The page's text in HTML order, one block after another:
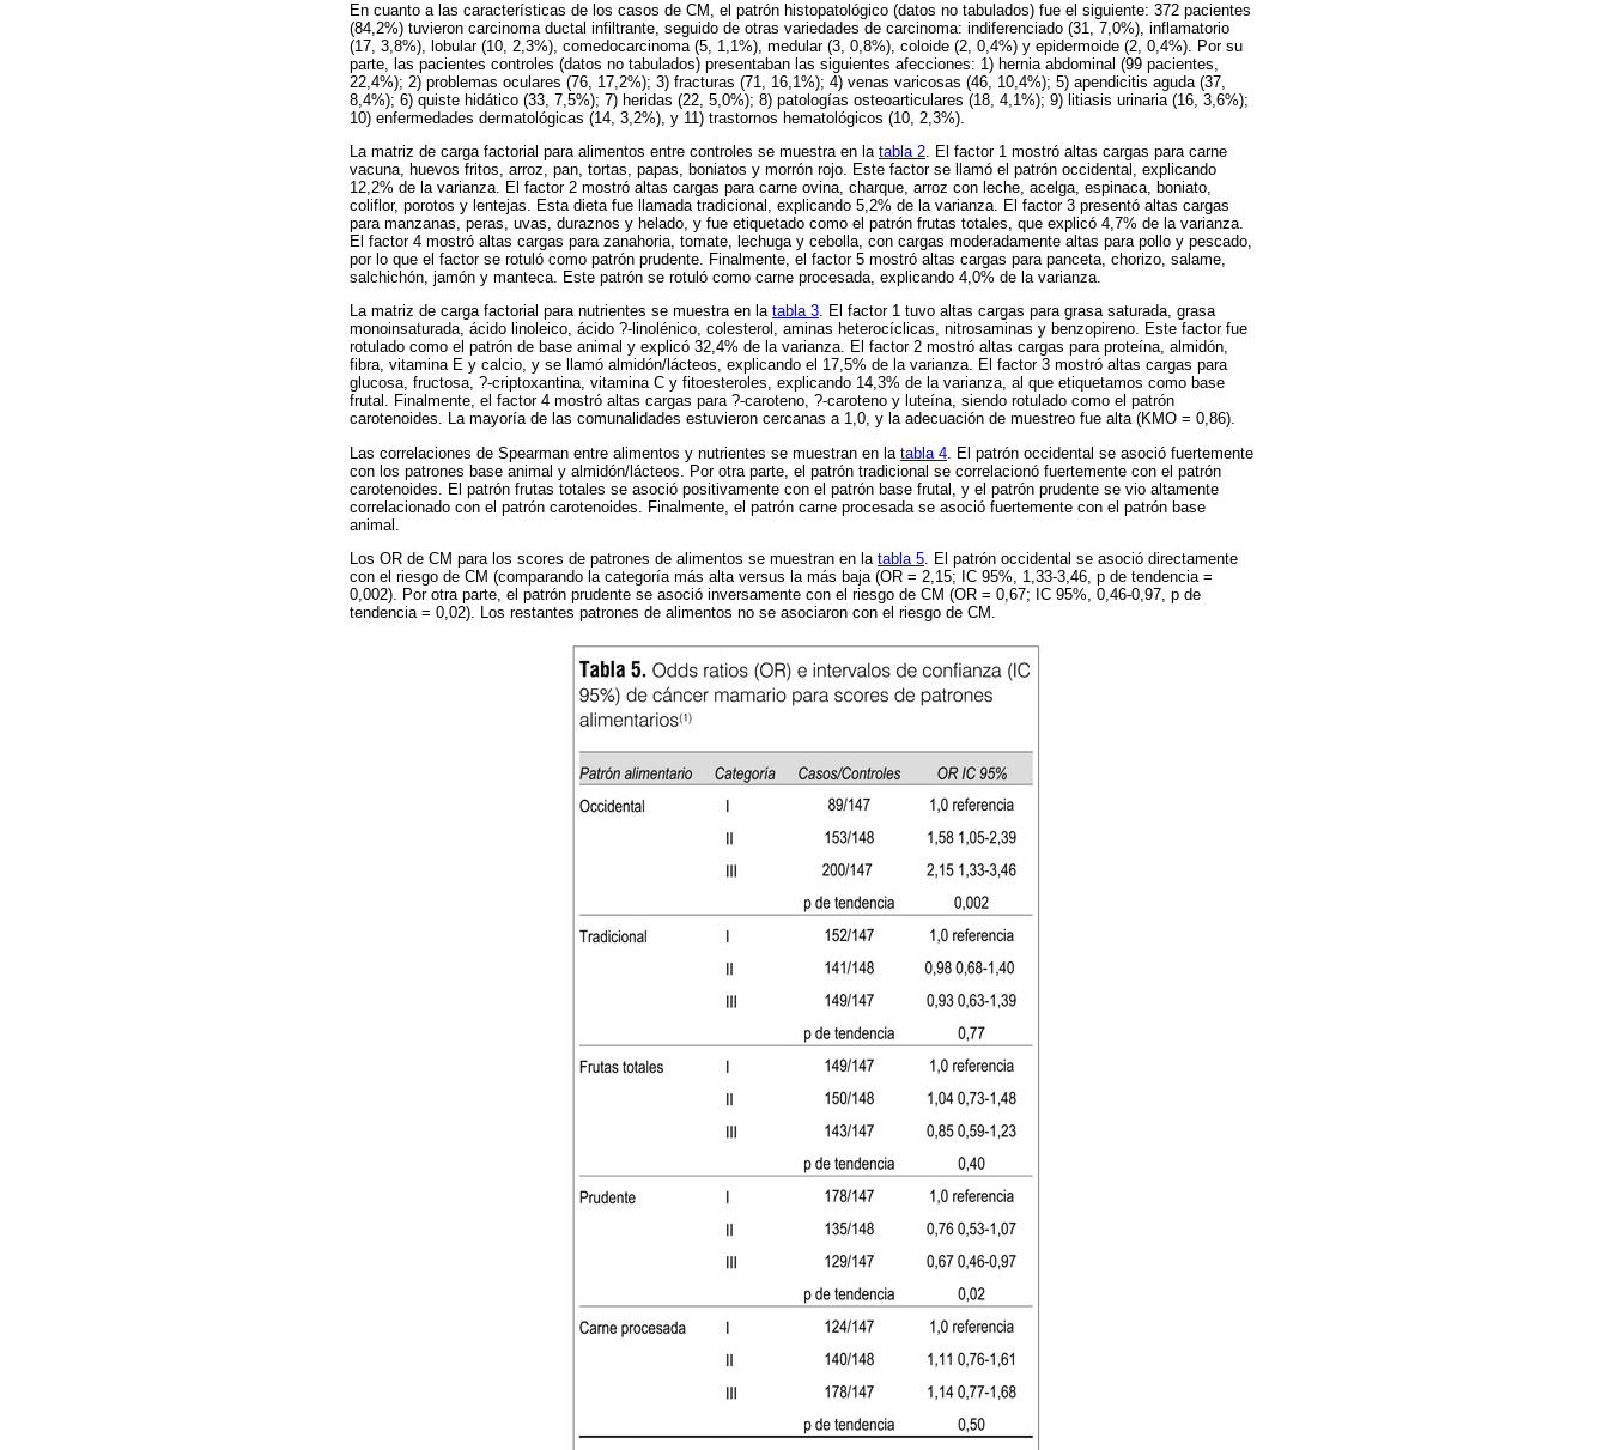
En cuanto a las características de los casos de CM, el patrón histopatológico (datos no tabulados) fue el siguiente: 372 pacientes
(84,2%) tuvieron carcinoma ductal infiltrante, seguido de otras variedades de carcinoma: indiferenciado (31, 7,0%), inflamatorio
(17, 3,8%), lobular (10, 2,3%), comedocarcinoma (5, 1,1%), medular (3, 0,8%), coloide (2, 0,4%) y epidermoide (2, 0,4%). Por su
parte, las pacientes controles (datos no tabulados) presentaban las siguientes afecciones: 1) hernia abdominal (99 pacientes,
22,4%); 2) problemas oculares (76, 17,2%); 3) fracturas (71, 16,1%); 4) venas varicosas (46, 10,4%); 5) apendicitis aguda (37,
8,4%); 6) quiste hidático (33, 7,5%); 7) heridas (22, 5,0%); 8) patologías osteoarticulares (18, 4,1%); 9) litiasis urinaria (16, 3,6%);
10) enfermedades dermatológicas (14, 3,2%), y 11) trastornos hematológicos (10, 2,3%).
La matriz de carga factorial para alimentos entre controles se muestra en la tabla 2. El factor 1 mostró altas cargas para carne
vacuna, huevos fritos, arroz, pan, tortas, papas, boniatos y morrón rojo. Este factor se llamó el patrón occidental, explicando
12,2% de la varianza. El factor 2 mostró altas cargas para carne ovina, charque, arroz con leche, acelga, espinaca, boniato,
coliflor, porotos y lentejas. Esta dieta fue llamada tradicional, explicando 5,2% de la varianza. El factor 3 presentó altas cargas
para manzanas, peras, uvas, duraznos y helado, y fue etiquetado como el patrón frutas totales, que explicó 4,7% de la varianza.
El factor 4 mostró altas cargas para zanahoria, tomate, lechuga y cebolla, con cargas moderadamente altas para pollo y pescado,
por lo que el factor se rotuló como patrón prudente. Finalmente, el factor 5 mostró altas cargas para panceta, chorizo, salame,
salchichón, jamón y manteca. Este patrón se rotuló como carne procesada, explicando 4,0% de la varianza.
La matriz de carga factorial para nutrientes se muestra en la tabla 3. El factor 1 tuvo altas cargas para grasa saturada, grasa
monoinsaturada, ácido linoleico, ácido ?-linolénico, colesterol, aminas heterocíclicas, nitrosaminas y benzopireno. Este factor fue
rotulado como el patrón de base animal y explicó 32,4% de la varianza. El factor 2 mostró altas cargas para proteína, almidón,
fibra, vitamina E y calcio, y se llamó almidón/lácteos, explicando el 17,5% de la varianza. El factor 3 mostró altas cargas para
glucosa, fructosa, ?-criptoxantina, vitamina C y fitoesteroles, explicando 14,3% de la varianza, al que etiquetamos como base
frutal. Finalmente, el factor 4 mostró altas cargas para ?-caroteno, ?-caroteno y luteína, siendo rotulado como el patrón
carotenoides. La mayoría de las comunalidades estuvieron cercanas a 1,0, y la adecuación de muestreo fue alta (KMO = 0,86).
Las correlaciones de Spearman entre alimentos y nutrientes se muestran en la tabla 4 . El patrón occidental se asoció fuertemente
con los patrones base animal y almidón/lácteos. Por otra parte, el patrón tradicional se correlacionó fuertemente con el patrón
carotenoides. El patrón frutas totales se asoció positivamente con el patrón base frutal, y el patrón prudente se vio altamente
correlacionado con el patrón carotenoides. Finalmente, el patrón carne procesada se asoció fuertemente con el patrón base
animal.
Los OR de CM para los scores de patrones de alimentos se muestran en la tabla 5 . El patrón occidental se asoció directamente
con el riesgo de CM (comparando la categoría más alta versus la más baja (OR = 2,15; IC 95%, 1,33-3,46, p de tendencia =
0,002). Por otra parte, el patrón prudente se asoció inversamente con el riesgo de CM (OR = 0,67; IC 95%, 0,46-0,97, p de
tendencia = 0,02). Los restantes patrones de alimentos no se asociaron con el riesgo de CM.